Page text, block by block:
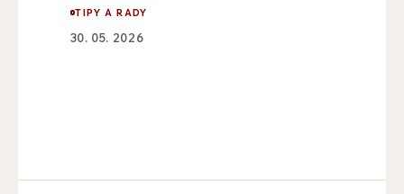
TIPY A RADY
30. 05. 2026